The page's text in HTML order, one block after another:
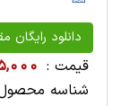
دانلود رایگان
قیمت :
شناسه